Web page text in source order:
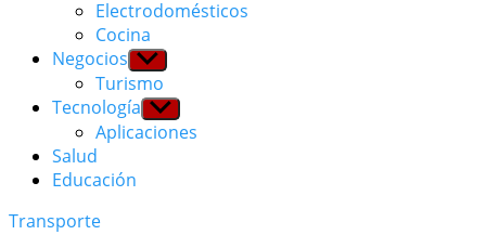
menu
Electrodomésticos
Cocina
Negocios Show
sub
menu
Turismo
Tecnología Show
sub
menu
Aplicaciones
Salud
Educación
Transporte